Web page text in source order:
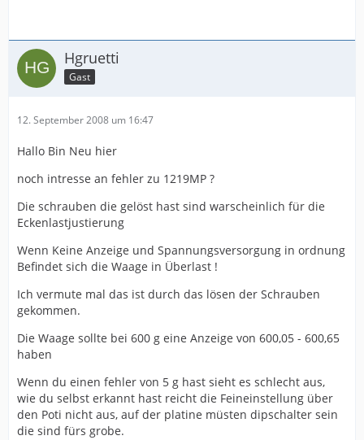
Hgruetti
Gast
12. September 2008 um 16:47
Hallo Bin Neu hier
noch intresse an fehler zu 1219MP ?
Die schrauben die gelöst hast sind warscheinlich für die
Eckenlastjustierung
Wenn Keine Anzeige und Spannungsversorgung in ordnung
Befindet sich die Waage in Überlast !
Ich vermute mal das ist durch das lösen der Schrauben
gekommen.
Die Waage sollte bei 600 g eine Anzeige von 600,05 - 600,65
haben
Wenn du einen fehler von 5 g hast sieht es schlecht aus,
wie du selbst erkannt hast reicht die Feineinstellung über
den Poti nicht aus, auf der platine müsten dipschalter sein
die sind fürs grobe.